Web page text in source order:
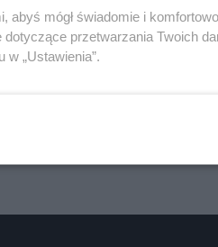
abyś mógł świadomie i
dotyczące przetwarzania Twoich
w „Ustawienia”.